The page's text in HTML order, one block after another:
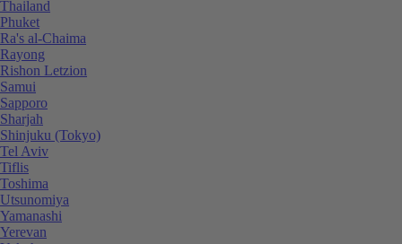
Thailand
Phuket
Ra's al-Chaima
Rayong
Rishon Letzion
Samui
Sapporo
Sharjah
Shinjuku (Tokyo)
Tel Aviv
Tiflis
Toshima
Utsunomiya
Yamanashi
Yerevan